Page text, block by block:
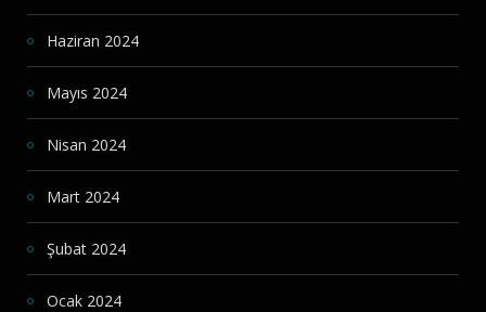
Haziran 2024
Mayıs 2024
Nisan 2024
Mart 2024
Şubat 2024
Ocak 2024